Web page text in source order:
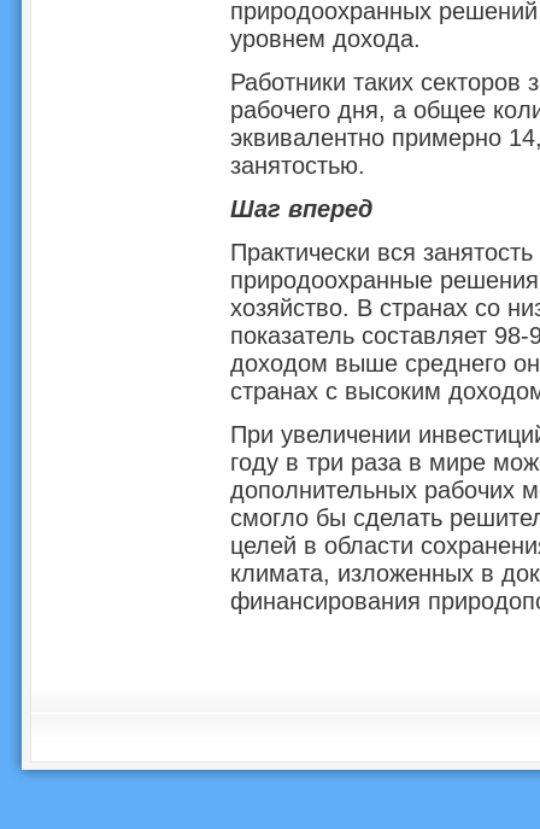
природоохранных
уровнем дохода.
Работники таких секторов
рабочего дня, а общее
эквивалентно примерно
занятостью.
Шаг вперед
Практически вся
природоохранные
хозяйство. В странах со
показатель составляет
доходом выше среднего
странах с высоким
При увеличении
году в три раза в мире
дополнительных рабочих
смогло бы сделать
целей в области
климата, изложенных в
финансирования